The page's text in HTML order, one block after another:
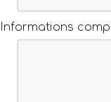
Informations